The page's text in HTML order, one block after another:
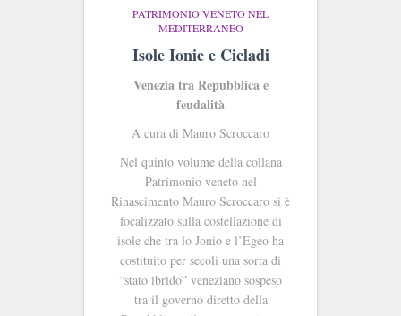
PATRIMONIO VENETO NEL
MEDITERRANEO
Isole Ionie e Cicladi
Venezia tra Repubblica e
feudalità
A cura di Mauro Scroccaro
Nel quinto volume della collana
Patrimonio veneto nel
Rinascimento Mauro Scroccaro si è
focalizzato sulla costellazione di
isole che tra lo Jonio e l’Egeo ha
costituito per secoli una sorta di
“stato ibrido” veneziano sospeso
tra il governo diretto della